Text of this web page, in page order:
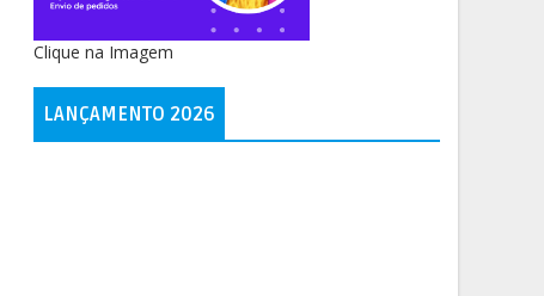
Clique na Imagem
LANÇAMENTO 2026